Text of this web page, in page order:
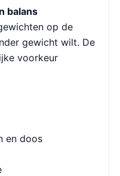
balans
op de
gewicht wilt. De
voorkeur
en doos